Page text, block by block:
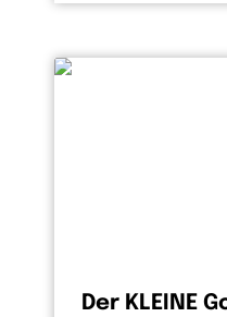
Der KLEINE